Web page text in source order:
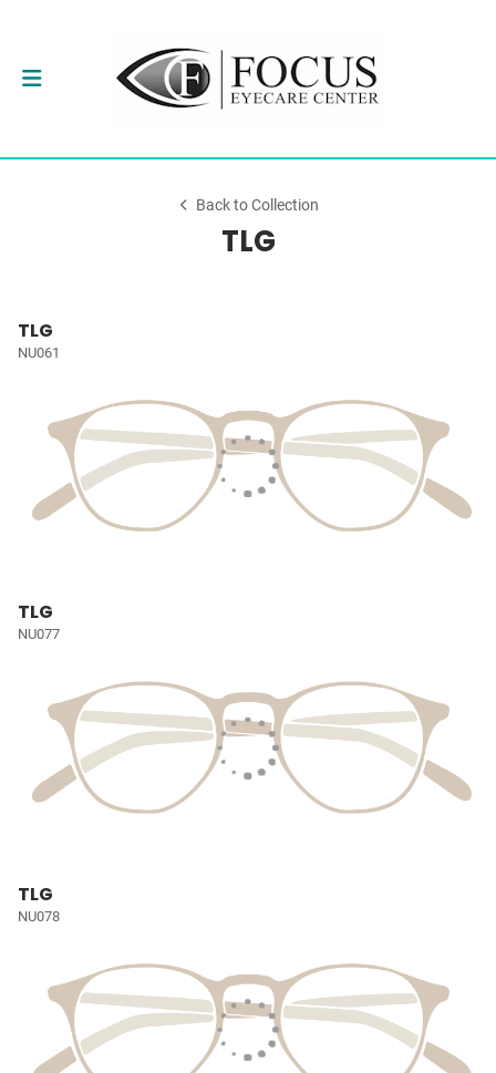
Back to Collection
TLG
TLG
NU061
TLG
NU077
TLG
NU078